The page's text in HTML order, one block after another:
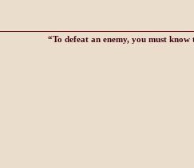
“To defeat an enemy, you must